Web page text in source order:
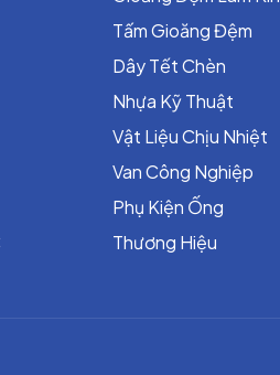
Tấm Gioăng Đệm
Dây Tết Chèn
Nhựa Kỹ Thuật
Vật Liệu Chịu Nhiệt
Van Công Nghiệp
Phụ Kiện Ống
Thương Hiệu